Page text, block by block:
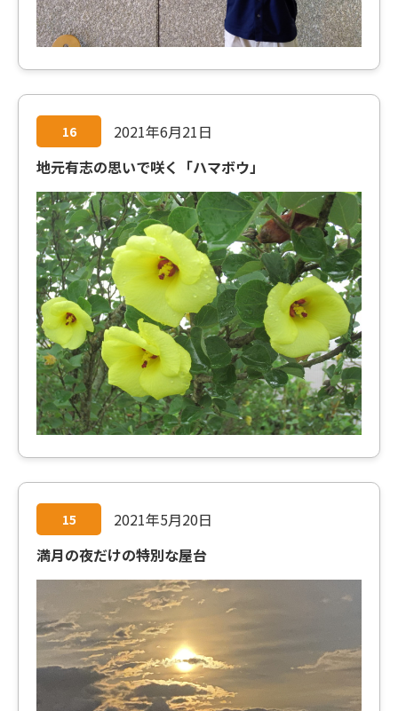
16
2021年6月21日
地元有志の思いで咲く「ハマボウ」
15
2021年5月20日
満月の夜だけの特別な屋台